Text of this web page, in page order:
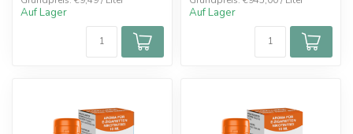
Auf Lager Auf Lager